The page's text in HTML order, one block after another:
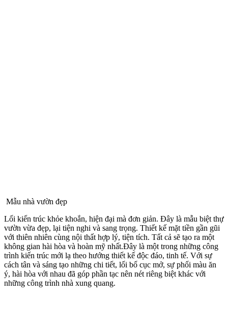
​ Mẫu nhà vườn đẹp
Lối kiến trúc khỏe khoắn, hiện đại mà đơn giản. Đây là mẫu biệt thự
vườn vừa đẹp, lại tiện nghi và sang trọng. Thiết kế mặt tiền gần gũi
với thiên nhiên cùng nội thất hợp lý, tiện tích. Tất cả sẽ tạo ra một
không gian hài hòa và hoàn mỹ nhất.Đây là một trong những công
trình kiến trúc mới lạ theo hướng thiết kế độc đáo, tinh tế. Với sự
cách tân và sáng tạo những chi tiết, lối bố cục mở, sự phối màu ăn
ý, hài hòa với nhau đã góp phần tạc nên nét riêng biệt khác với
những công trình nhà xung quang.